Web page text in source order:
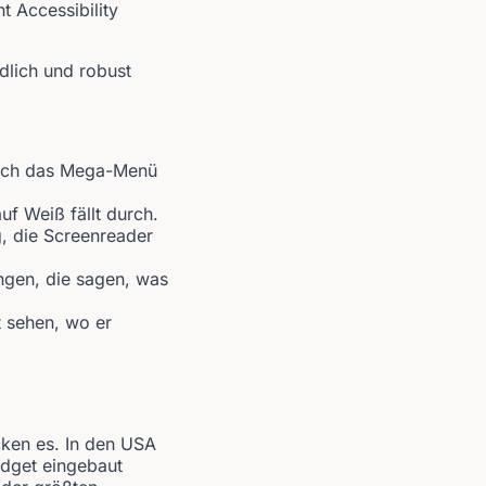
Accessibility
und robust
das Mega-Menü
Weiß fällt durch.
die Screenreader
die sagen, was
wo er
es. In den USA
eingebaut